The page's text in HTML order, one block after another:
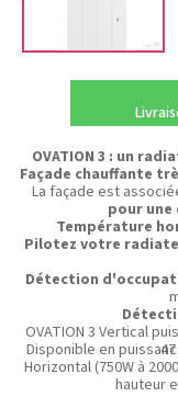
OVATION 3 : un
Façade chauffante
La façade est
pour une
Température
Pilotez votre
Détection
OVATION 3 Vertical
Disponible en
Horizontal (750W à
hauteur